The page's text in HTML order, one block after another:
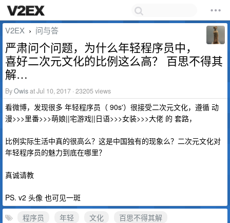
V2EX › 问与答
严肃问个问题，为什么年轻程序员中，
喜好二次元文化的比例这么高？ 百思不得其
解…
ByOwisat Jul 10, 2017 · 23205 views
看微博，发现很多 年轻程序员（ 90s'）很接受二次元文化，遵循 动
漫>>>里番>>>萌娘||宅游戏||日语>>>女装>>>大佬 的 套路，
比例实际生活中真的很高么？这是中国独有的现象么？二次元文化对
年轻程序员的魅力到底在哪里？
真诚请教
PS. v2 头像 也可见一斑
程序员
年轻 文化
百思不得其解